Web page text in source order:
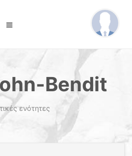
Bendit
ενότητες